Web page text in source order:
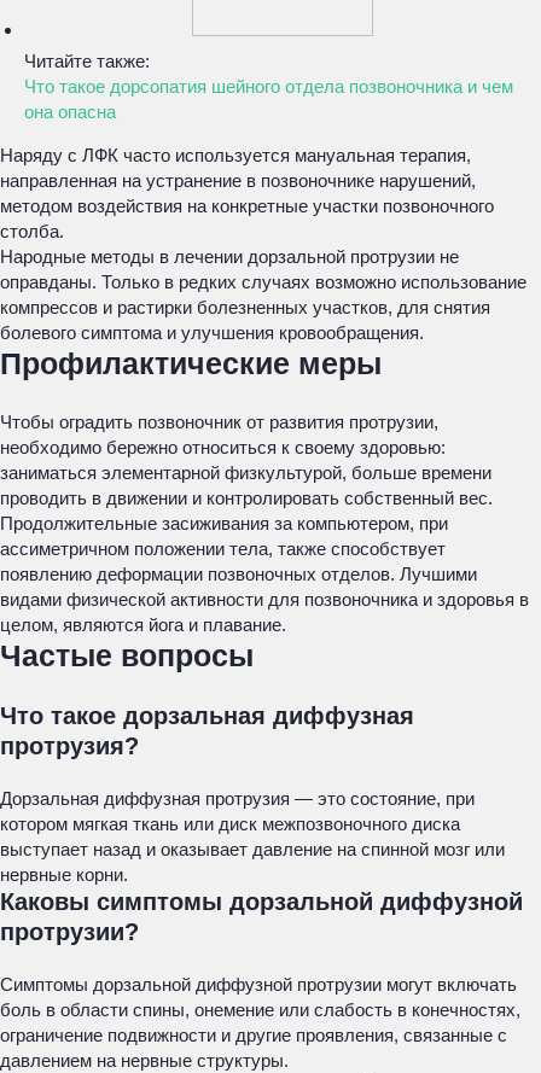
Читайте также:
Что такое дорсопатия шейного отдела позвоночника и чем
она опасна
Наряду с ЛФК часто используется мануальная терапия,
направленная на устранение в позвоночнике нарушений,
методом воздействия на конкретные участки позвоночного
столба.
Народные методы в лечении дорзальной протрузии не
оправданы. Только в редких случаях возможно использование
компрессов и растирки болезненных участков, для снятия
болевого симптома и улучшения кровообращения.
Профилактические меры
Чтобы оградить позвоночник от развития протрузии,
необходимо бережно относиться к своему здоровью:
заниматься элементарной физкультурой, больше времени
проводить в движении и контролировать собственный вес.
Продолжительные засиживания за компьютером, при
ассиметричном положении тела, также способствует
появлению деформации позвоночных отделов. Лучшими
видами физической активности для позвоночника и здоровья в
целом, являются йога и плавание.
Частые вопросы
Что такое дорзальная диффузная
протрузия?
Дорзальная диффузная протрузия — это состояние, при
котором мягкая ткань или диск межпозвоночного диска
выступает назад и оказывает давление на спинной мозг или
нервные корни.
Каковы симптомы дорзальной диффузной
протрузии?
Симптомы дорзальной диффузной протрузии могут включать
боль в области спины, онемение или слабость в конечностях,
ограничение подвижности и другие проявления, связанные с
давлением на нервные структуры.